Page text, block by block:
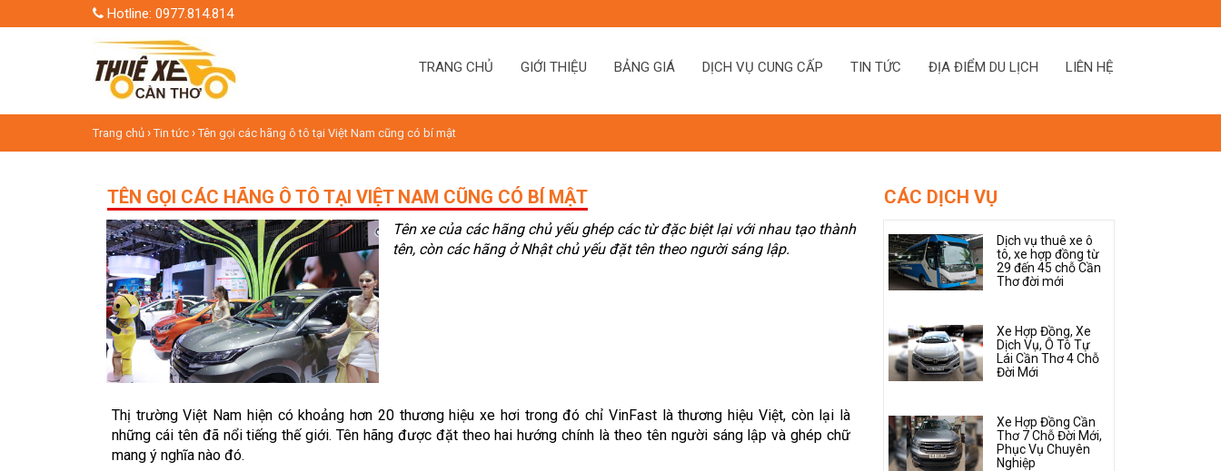
Hotline: 0977.814.814
TRANG CHỦ GIỚI THIỆU BẢNG GIÁ DỊCH VỤ CUNG CẤP TIN TỨC ĐỊA ĐIỂM DU LỊCH LIÊN HỆ
Trang chủ ›Tin tức ›Tên gọi các hãng ô tô tại Việt Nam cũng có bí mật
TÊN GỌI CÁC HÃNG Ô TÔ TẠI VIỆT NAM CŨNG CÓ BÍ MẬT
Tên xe của các hãng chủ yếu ghép các từ đặc biệt lại với nhau tạo thành
tên, còn các hãng ở Nhật chủ yếu đặt tên theo người sáng lập.
Thị trường Việt Nam hiện có khoảng hơn 20 thương hiệu xe hơi trong đó chỉ VinFast là thương hiệu Việt, còn lại là
những cái tên đã nổi tiếng thế giới. Tên hãng được đặt theo hai hướng chính là theo tên người sáng lập và ghép chữ
mang ý nghĩa nào đó.
CÁC DỊCH VỤ
Dịch vụ thuê xe ô
tô, xe hợp đồng từ
29 đến 45 chỗ Cần
Thơ đời mới
Xe Hợp Đồng, Xe
Dịch Vụ, Ô Tô Tự
Lái Cần Thơ 4 Chỗ
Đời Mới
Xe Hợp Đồng Cần
Thơ 7 Chỗ Đời Mới,
Phục Vụ Chuyên
Nghiệp